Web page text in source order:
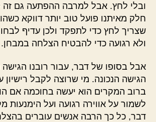
ובלי לחץ. אבל למרבה ההפתעה גם זה
חלק מאיתנו פועל טוב יותר דווקא
שצריך לחץ כדי לתפקד ולכן עדיף
ולא רגועה כדי להבטיח הצלחה במבחן.
אבל בסופו של דבר, עבור רובנו הגישה
הגישה הנכונה. מי שרוצה לקבל רישיון
ברוב המקרים הוא יעשה בחוכמה אם
לשמור על אווירה רגועה ועל הימנעות
דבר, כל כך הרבה אנשים עוברים